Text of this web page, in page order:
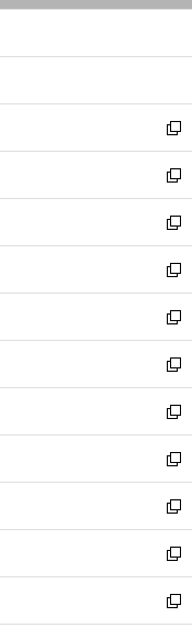
ン
ウ
開
く
新
し
い
ウ
ィ
ン
ド
ウ
で
開
く
新
し
い
ウ
ィ
ン
ド
ウ
で
開
く
新
し
い
ウ
ィ
ン
ド
ウ
で
開
く
新
し
い
ウ
ィ
ン
ド
ウ
で
開
く
新
し
い
ウ
ィ
ン
ド
ウ
で
開
く
新
し
い
ウ
ィ
ン
ド
ウ
で
開
く
新
し
い
ウ
ィ
ン
ド
ウ
で
開
新
し
い
ウ
ィ
ン
ド
ウ
新
し
い
ウ
ィ
ン
新
し
い
ウ
新
し